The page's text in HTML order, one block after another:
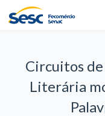
Circuitos
Literária